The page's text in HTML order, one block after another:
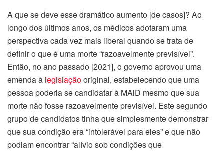
A que se deve esse dramático aumento [de casos]? Ao
longo dos últimos anos, os médicos adotaram uma
perspectiva cada vez mais liberal quando se trata de
definir o que é uma morte “razoavelmente previsível”.
Então, no ano passado [2021], o governo aprovou uma
emenda à legislaçãooriginal, estabelecendo que uma
pessoa poderia se candidatar à MAiD mesmo que sua
morte não fosse razoavelmente previsível. Este segundo
grupo de candidatos tinha que simplesmente demonstrar
que sua condição era “intolerável para eles” e que não
podiam encontrar “alívio sob condições que